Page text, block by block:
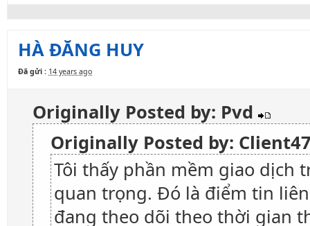
HÀ ĐĂNG HUY
Đã gửi : 14 years ago
Originally Posted by: Pvd
Originally Posted by:
Tôi thấy phần mềm giao dịch
quan trọng. Đó là điểm tin
đang theo dõi theo thời gian